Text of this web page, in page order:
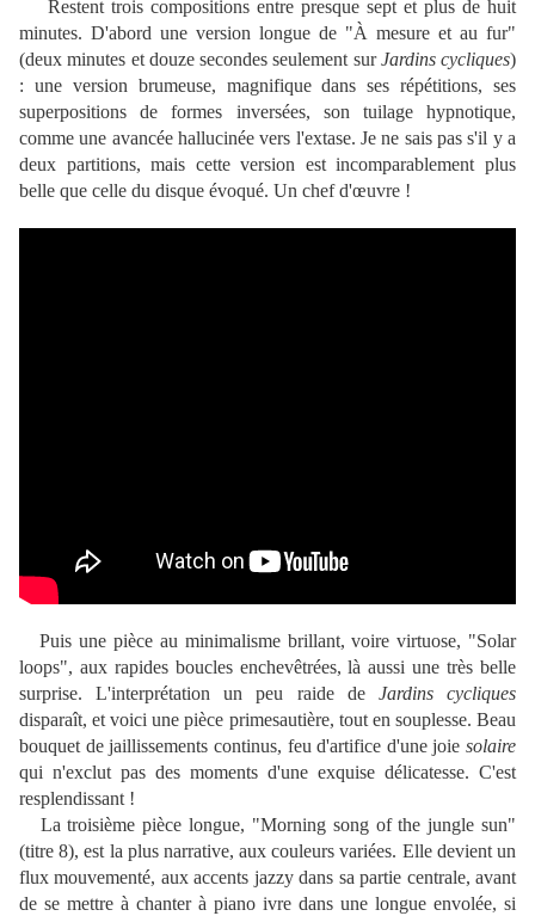
Restent trois compositions entre presque sept et plus de huit
minutes. D'abord une version longue de "À mesure et au fur"
(deux minutes et douze secondes seulement surJardins cycliques)
: une version brumeuse, magnifique dans ses répétitions, ses
superpositions de formes inversées, son tuilage hypnotique,
comme une avancée hallucinée vers l'extase. Je ne sais pas s'il y a
deux partitions, mais cette version est incomparablement plus
belle que celle du disque évoqué. Un chef d'œuvre !
Puis une pièce au minimalisme brillant, voire virtuose, "Solar
loops", aux rapides boucles enchevêtrées, là aussi une très belle
surprise. L'interprétation un peu raide de Jardins cycliques
disparaît, et voici une pièce primesautière, tout en souplesse. Beau
bouquet de jaillissements continus, feu d'artifice d'une joie solaire
qui n'exclut pas des moments d'une exquise délicatesse. C'est
resplendissant !
La troisième pièce longue, "Morning song of the jungle sun"
(titre 8), est la plus narrative, aux couleurs variées. Elle devient un
flux mouvementé, aux accents jazzy dans sa partie centrale, avant
de se mettre à chanter à piano ivre dans une longue envolée, si